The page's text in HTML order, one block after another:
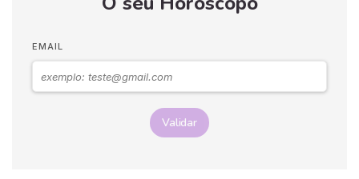
EMAIL
Validar